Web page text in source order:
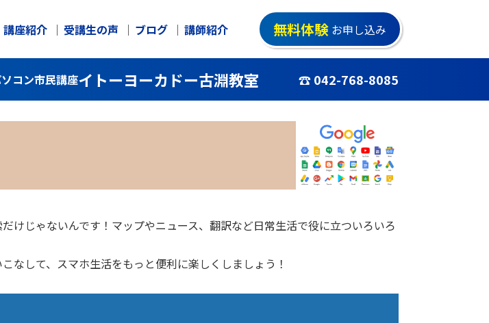
講座紹介 受講生の声 ブログ 講師紹介 無料体験 お申し込み
コン市民講座イトーヨーカドー古淵教室 ☎ 042-768-8085
けじゃないんです！マップやニュース、翻訳など日常生活で役に立ついろいろ
なして、スマホ生活をもっと便利に楽しくしましょう！